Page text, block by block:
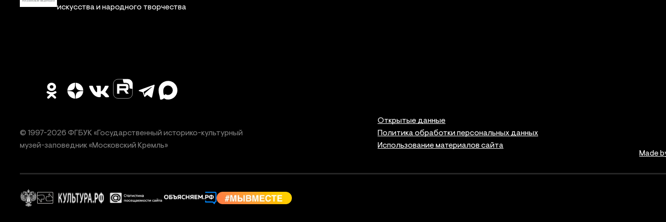
искусства и народного творчества
© 1997-2026 ФГБУК «Государственный историко-культурный
музей-заповедник «Московский Кремль»
Правовая информация
Открытые данные
Политика обработки персональных данных
Использование материалов сайта
Made